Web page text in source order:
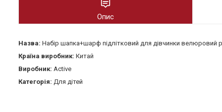
Опис
Назва: Набір шапка+шарф підлітковий для дівчинки велюровий
Країна виробник: Китай
Виробник: Active
Категорія: Для дітей